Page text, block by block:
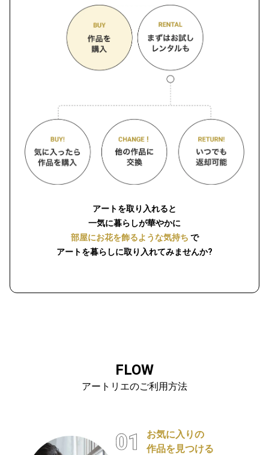
アートを取り入れると
一気に暮らしが華やかに
部屋にお花を飾るような気持ち で
アートを暮らしに取り入れてみませんか?
FLOW
アートリエのご利用方法
お気に入りの
作品を見つける